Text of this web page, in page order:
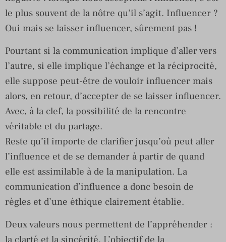
le plus souvent de la nôtre qu’il s’agit. Influencer ?
Oui mais se laisser influencer, sûrement pas !
Pourtant si la communication implique d’aller vers
l’autre, si elle implique l’échange et la réciprocité,
elle suppose peut-être de vouloir influencer mais
alors, en retour, d’accepter de se laisser influencer.
Avec, à la clef, la possibilité de la rencontre
véritable et du partage.
Reste qu’il importe de clarifier jusqu’où peut aller
l’influence et de se demander à partir de quand
elle est assimilable à de la manipulation. La
communication d’influence a donc besoin de
règles et d’une éthique clairement établie.
Deux valeurs nous permettent de l’appréhender :
la clarté et la sincérité. L’objectif de la